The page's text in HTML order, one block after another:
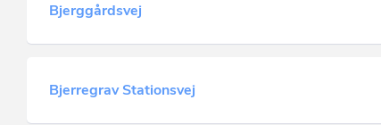
Bjerggårdsvej
Bjerregrav Stationsvej